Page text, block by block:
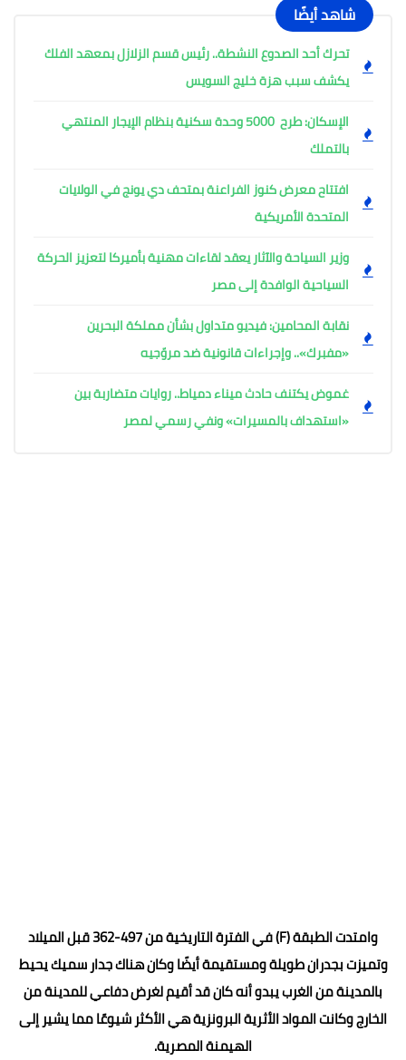
شاهد أيضًا
تحرك أحد الصدوع النشطة.. رئيس قسم الزلازل بمعهد الفلك
يكشف سبب هزة خليج السويس
الإسكان: طرح 5000 وحدة سكنية بنظام الإيجار المنتهي
بالتملك
افتتاح معرض كنوز الفراعنة بمتحف دي يونج في الولايات
المتحدة الأمريكية
وزير السياحة والآثار يعقد لقاءات مهنية بأميركا لتعزيز الحركة
السياحية الوافدة إلى مصر
نقابة المحامين: فيديو متداول بشأن مملكة البحرين
«مفبرك».. وإجراءات قانونية ضد مروّجيه
غموض يكتنف حادث ميناء دمياط.. روايات متضاربة بين
«استهداف بالمسيرات» ونفي رسمي لمصر
وامتدت الطبقة (F) في الفترة التاريخية من 497-362 قبل الميلاد
وتميزت بجدران طويلة ومستقيمة أيضًا وكان هناك جدار سميك يحيط
بالمدينة من الغرب يبدو أنه كان قد أقيم لغرض دفاعي للمدينة من
الخارج وكانت المواد الأثرية البرونزية هي الأكثر شيوعًا مما يشير إلى
الهيمنة المصرية.